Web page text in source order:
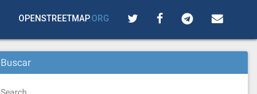
OPENSTREETMAP.ORG
Buscar